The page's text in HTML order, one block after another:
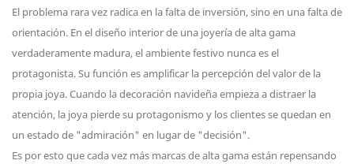
El problema rara vez radica en la falta de inversión, sino en una falta de
orientación. En el diseño interior de una joyería de alta gama
verdaderamente madura, el ambiente festivo nunca es el
protagonista. Su función es amplificar la percepción del valor de la
propia joya. Cuando la decoración navideña empieza a distraer la
atención, la joya pierde su protagonismo y los clientes se quedan en
un estado de "admiración" en lugar de "decisión".
Es por esto que cada vez más marcas de alta gama están repensando